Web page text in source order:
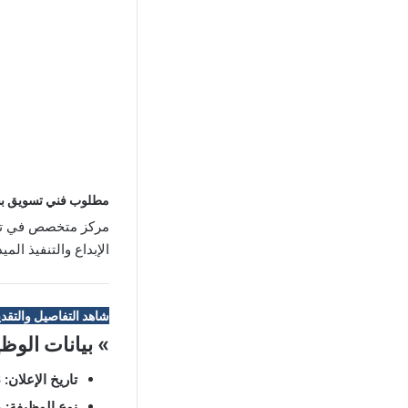
مطلوب فني تسويق
مركز متخصص في
الإبداع والتنفيذ
شاهد التفاصيل
» بيانات
تاريخ الإعلان: